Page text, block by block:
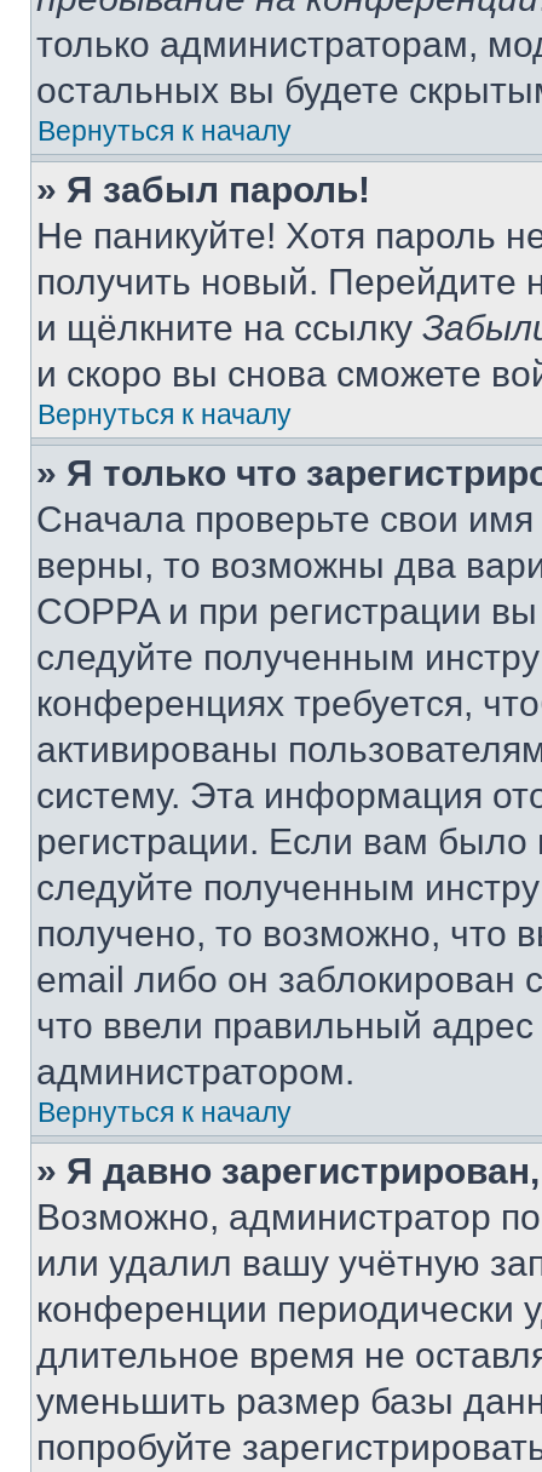
только администраторам,
остальных вы будете
Вернуться к началу
» Я забыл пароль!
Не паникуйте! Хотя пароль
получить новый. Перейдите
и щёлкните на ссылку
и скоро вы снова сможете
Вернуться к началу
» Я только что
Сначала проверьте свои
верны, то возможны два
COPPA и при регистрации
следуйте полученным
конференциях требуется,
активированы
систему. Эта информация
регистрации. Если вам
следуйте полученным
получено, то возможно, что
email либо он
что ввели правильный адрес
администратором.
Вернуться к началу
» Я давно
Возможно, администратор
или удалил вашу учётную
конференции периодически
длительное время не
уменьшить размер базы
попробуйте